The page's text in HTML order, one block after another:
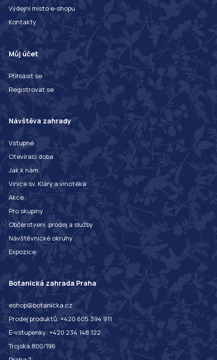
Výdejní místo e-shopu
Kontakty
Můj účet
Přihlásit se
Registrovat se
Návštěva zahrady
Vstupné
Otevírací doba
Jak k nám
Vinice sv. Kláry a vinotéka
Akce
Pro skupiny
Občerstvení, prodej a služby
Návštěvnické okruhy
Expozice
Botanická zahrada Praha
eshop@botanicka.cz
Prodej produktů: +420 605 394 911
E-vstupenky: +420 234 148 122
Trojská 800/196